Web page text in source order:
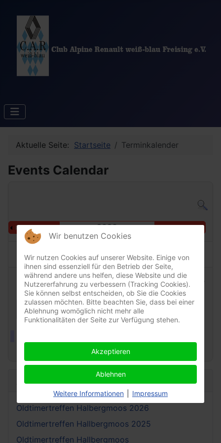
Aktuelle Artikel
Oldtimertreffen Halbergmoos 2026
Oldtimertreffen Hallbergmoos 2025
Oldtimertreffen Hallbergmoos
Aktuelle Seite: Startseite Terminkalender
Events Calendar
Preceding Year 2026
No events were found
Pagination List Limit
1 - 0 / 0 Einträge
Anzeige #
Wir benutzen Cookies
Wir nutzen Cookies auf unserer Website. Einige von
ihnen sind essenziell für den Betrieb der Seite,
während andere uns helfen, diese Website und die
Nutzererfahrung zu verbessern (Tracking Cookies).
Sie können selbst entscheiden, ob Sie die Cookies
zulassen möchten. Bitte beachten Sie, dass bei einer
Ablehnung womöglich nicht mehr alle
Funktionalitäten der Seite zur Verfügung stehen.
Akzeptieren
Ablehnen
Weitere Informationen Impressum